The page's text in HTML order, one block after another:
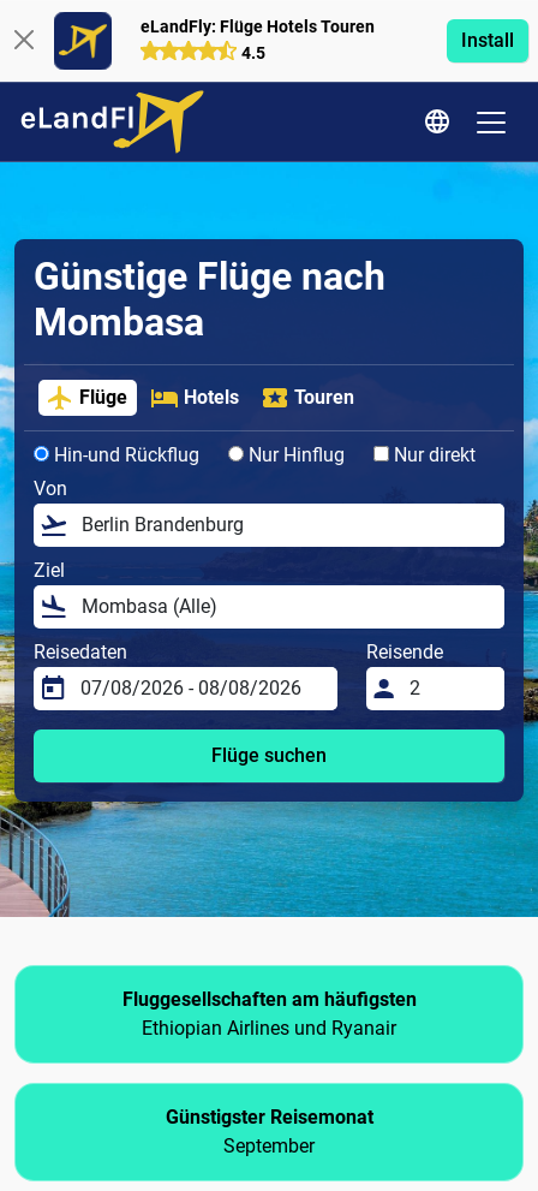
eLandFly: Flüge Hotels Touren
4.5
Install
Günstige Flüge nach
Mombasa
Flüge Hotels Touren
Hin-und Rückflug Nur Hinflug
Nur direkt
Von
Ziel
Reisedaten Reisende
Flüge suchen
Fluggesellschaften am häufigsten
Ethiopian Airlines und Ryanair
Günstigster Reisemonat
September